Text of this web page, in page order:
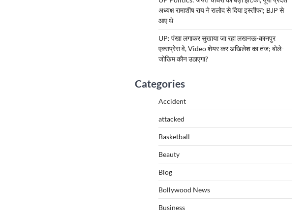
अध्यक्ष रामाशीष राय ने रालोद से दिया इस्तीफा; BJP से
आए थे
UP: पंखा लगाकर सुखाया जा रहा लखनऊ-कानपुर
एक्सप्रेस वे, Video शेयर कर अखिलेश का तंज; बोले-
जोखिम कौन उठाएगा?
Categories
Accident
attacked
Basketball
Beauty
Blog
Bollywood News
Business